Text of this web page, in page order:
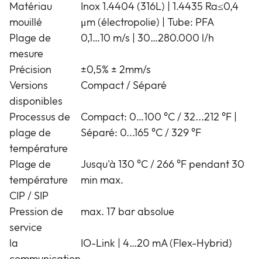
Matériau
mouillé
Inox 1.4404 (316L) | 1.4435 Ra≤0,4
μm (électropolie) | Tube: PFA
Plage de
mesure
0,1…10 m/s | 30…280.000 l/h
Précision
±0,5% ± 2mm/s
Versions
disponibles
Compact / Séparé
Processus de
plage de
température
Compact: 0…100 °C / 32...212 °F |
Séparé: 0...165 °C / 329 °F
Plage de
température
CIP / SIP
Jusqu'à 130 °C / 266 °F pendant 30
min max.
Pression de
service
max. 17 bar absolue
la
IO-Link | 4…20 mA (Flex-Hybrid)